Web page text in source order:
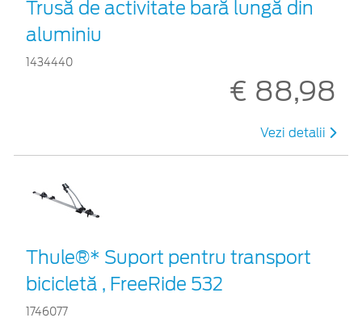
Trusă de activitate bară lungă din
aluminiu
1434440
€ 88,98
Vezi detalii
Thule®* Suport pentru transport
bicicletă , FreeRide 532
1746077